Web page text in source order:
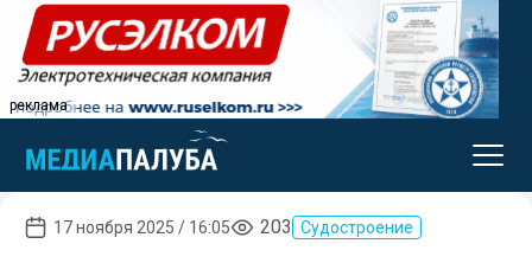
реклама
17 ноября 2025 / 16:05 203 Судостроение